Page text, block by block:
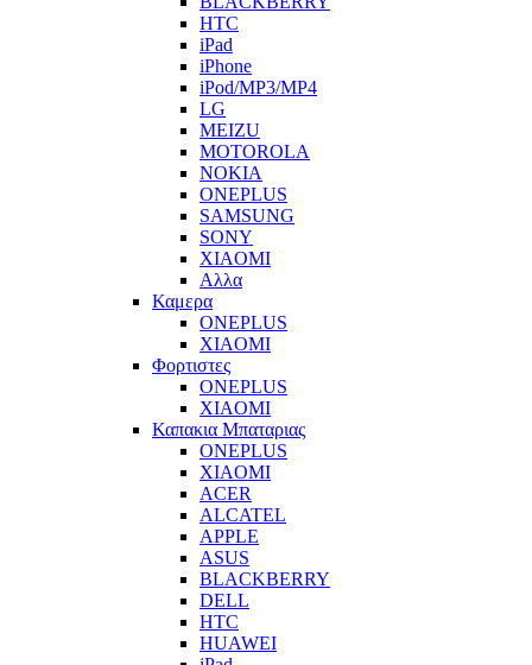
HTC
iPad
iPhone
iPod/MP3/MP4
LG
MEIZU
MOTOROLA
NOKIA
ONEPLUS
SAMSUNG
SONY
XIAOMI
Αλλα
Καμερα
ONEPLUS
XIAOMI
Φορτιστες
ONEPLUS
XIAOMI
Καπακια Μπαταριας
ONEPLUS
XIAOMI
ACER
ALCATEL
APPLE
ASUS
BLACKBERRY
DELL
HTC
HUAWEI